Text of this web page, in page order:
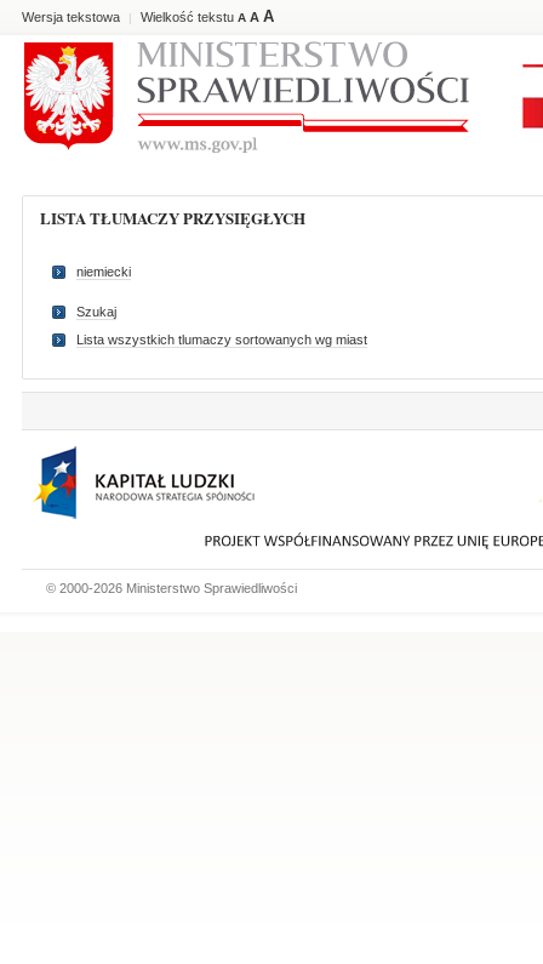
Wersja tekstowa | Wielkość tekstu A A A
LISTA TŁUMACZY PRZYSIĘGŁYCH
niemiecki
Szukaj
Lista wszystkich tlumaczy sortowanych wg miast
© 2000-2026 Ministerstwo Sprawiedliwości